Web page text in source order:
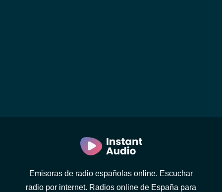
Emisoras de radio españolas online. Escuchar
radio por internet. Radios online de España para